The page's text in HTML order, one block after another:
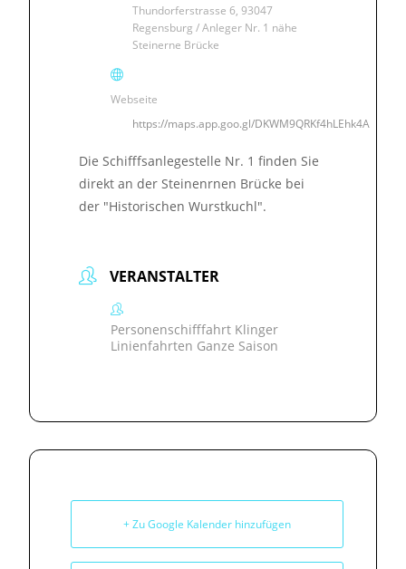
Thundorferstrasse 6, 93047
Regensburg / Anleger Nr. 1 nähe
Steinerne Brücke
Webseite
https://maps.app.goo.gl/DKWM9QRKf4hLEhk4A
Die Schifffsanlegestelle Nr. 1 finden Sie
direkt an der Steinenrnen Brücke bei
der "Historischen Wurstkuchl".
VERANSTALTER
Personenschifffahrt Klinger
Linienfahrten Ganze Saison
+ Zu Google Kalender hinzufügen